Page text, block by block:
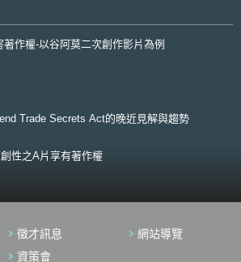
前提要件 1.該行
慧系統「投放於歐盟市場」（placing on the
putting into service）[5]或「使用」（use）[6]。
性：關於(a)有害的操縱與
勢群體部分，是指利用個人年齡、身心障礙或社
，以及由此行為造成或可合理預見將造成的重大
團體產生歧視和不公平的結果，以及引發與歐盟價
智慧系統「投放於歐盟市場」、「啟用」或「使
測的個人特徵或人格特質進行評價或分類。 3.後
供銷售或租賃, 或向公眾提供覆蓋的產品或服
Ted Lieu指出，與加密或資料存取相關的問題，
法標準，對資安、消費者、創新，以及執法本身都
作權-以谷阿莫二次創作影片為例
Trade Secrets Act的晚近見解與趨勢
性之A片享有著作權
徵才訊息
網站導覽
資策會